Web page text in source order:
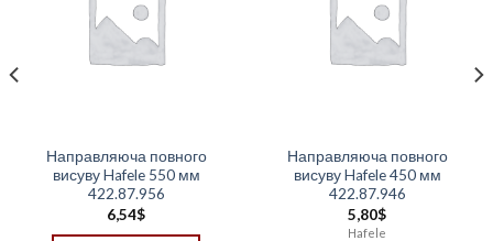
Направляюча повного
висуву Hafele 550 мм
422.87.956
6,54$
Направляюча повного
висуву Hafele 450 мм
422.87.946
5,80$
Hafele